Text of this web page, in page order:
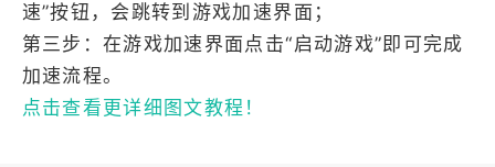
速”按钮，会跳转到游戏加速界面；
第三步：在游戏加速界面点击“启动游戏”即可完成
加速流程。
点击查看更详细图文教程！